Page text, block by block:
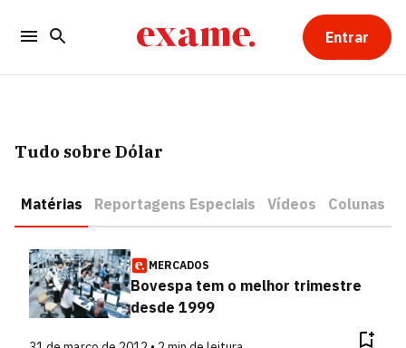
Entrar
Tudo sobre Dólar
Matérias Reportagens Especiais Vídeos Colunas
MERCADOS
Bovespa tem o melhor trimestre
desde 1999